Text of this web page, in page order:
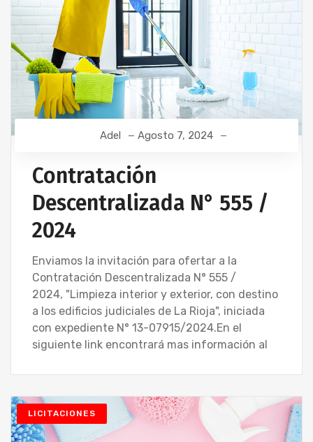
Adel Agosto 7, 2024
Contratación
Descentralizada N° 555 /
2024
Enviamos la invitación para ofertar a la
Contratación Descentralizada N° 555 /
2024, "Limpieza interior y exterior, con destino
a los edificios judiciales de La Rioja", iniciada
con expediente N° 13-07915/2024.En el
siguiente link encontrará mas información al
LICITACIONES